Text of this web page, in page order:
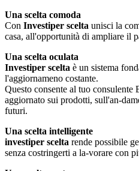
Una scelta comoda
Con Investiper scelta unisci la
casa, all'opportunità di ampliare il
Una scelta oculata
Investiper scelta è un sistema
l'aggiornameno costante.
Questo consente al tuo consulente
aggiornato sui prodotti, sull'an-
futuri.
Una scelta intelligente
investiper scelta rende possibile
senza costringerti a la-vorare con